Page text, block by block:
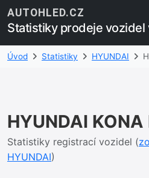
AUTOHLED.CZ
Statistiky prodeje vozidel
Úvod Statistiky HYUNDAI
HYUNDAI
Statistiky registrací vozidel (
HYUNDAI)